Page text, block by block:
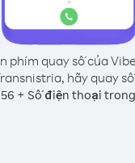
phím quay số của
hãy quay
56 + Số điện thoại